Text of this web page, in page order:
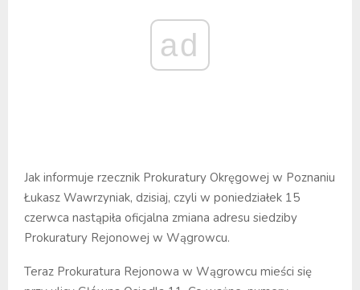
ad
Jak informuje rzecznik Prokuratury Okręgowej w Poznaniu
Łukasz Wawrzyniak, dzisiaj, czyli w poniedziałek 15
czerwca nastąpiła oficjalna zmiana adresu siedziby
Prokuratury Rejonowej w Wągrowcu.
Teraz Prokuratura Rejonowa w Wągrowcu mieści się